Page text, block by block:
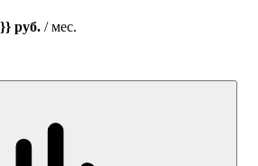
руб. / мес.